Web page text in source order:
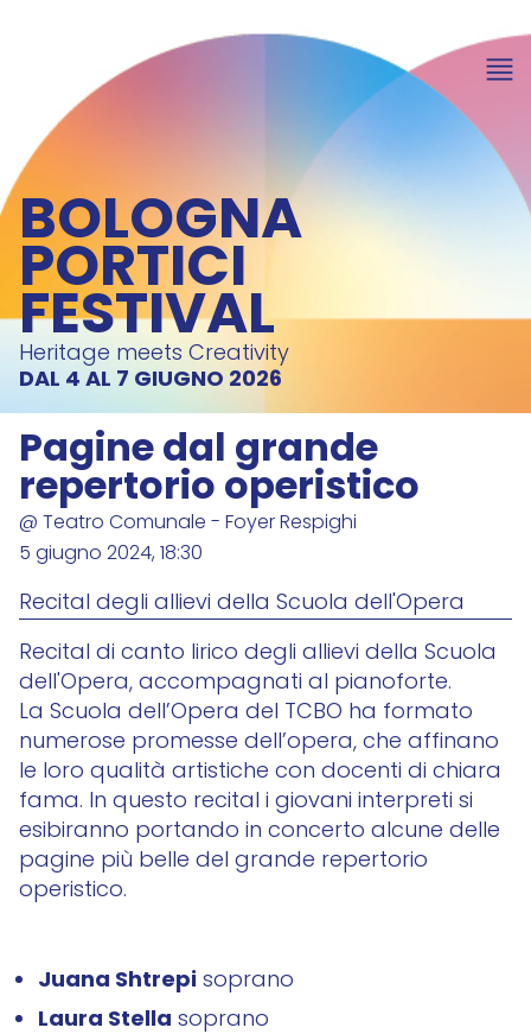
BOLOGNA
PORTICI
FESTIVAL
Heritage meets Creativity
DAL 4 AL 7 GIUGNO 2026
Pagine dal grande
repertorio operistico
@ Teatro Comunale - Foyer Respighi
5 giugno 2024, 18:30
Recital degli allievi della Scuola dell'Opera
Recital di canto lirico degli allievi della Scuola
dell'Opera, accompagnati al pianoforte.
La Scuola dell’Opera del TCBO ha formato
numerose promesse dell’opera, che affinano
le loro qualità artistiche con docenti di chiara
fama. In questo recital i giovani interpreti si
esibiranno portando in concerto alcune delle
pagine più belle del grande repertorio
operistico.
Juana Shtrepisoprano
Laura Stella soprano